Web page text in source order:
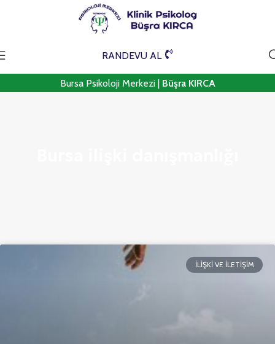
RANDEVU AL
Bursa Psikoloji Merkezi | Büşra KIRCA
İLIŞKI VE İLETIŞIM